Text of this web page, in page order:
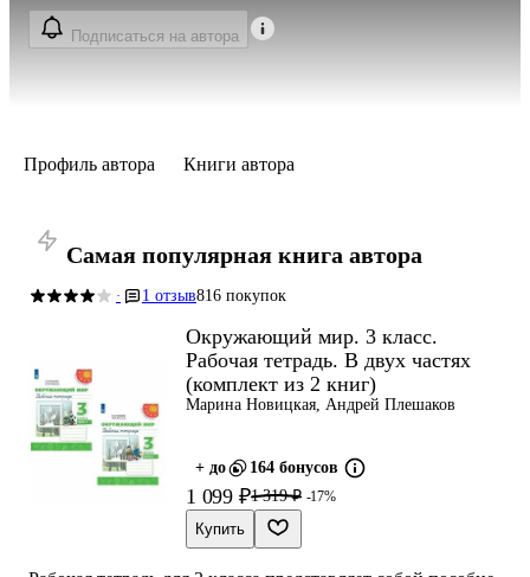
Подписаться на автора
Профиль автора Книги автора
Самая популярная книга автора
· 1 отзыв816 покупок
Окружающий мир. 3 класс.
Рабочая тетрадь. В двух частях
(комплект из 2 книг)
Марина Новицкая, Андрей Плешаков
+ до 164 бонусов
1 099 ₽1 319 ₽ -17%
Купить